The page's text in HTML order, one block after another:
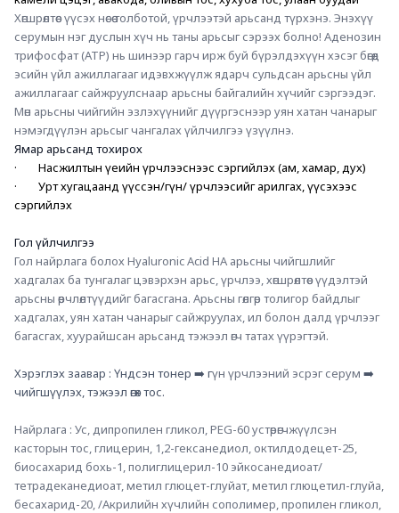
Хөгшрөлтөөс үүсэх нөсөө толботой, үрчлээтэй арьсанд түрхэнэ. Энэхүү
серумын нэг дуслын хүч нь таны арьсыг сэрээх болно! Аденозин
трифосфат (ATP) нь шинээр гарч ирж буй бүрэлдэхүүн хэсэг бөгөөд
эсийн үйл ажиллагааг идэвхжүүлж ядарч сульдсан арьсны үйл
ажиллагааг сайжруулснаар арьсны байгалийн хүчийг сэргээдэг.
Мөн арьсны чийгийн эзлэхүүнийг дүүргэснээр уян хатан чанарыг
нэмэгдүүлэн арьсыг чангалах үйлчилгээ үзүүлнэ.
Ямар арьсанд тохирох
·        Насжилтын үеийн үрчлээснээс сэргийлэх (ам, хамар, дух)
·        Урт хугацаанд үүссэн/гүн/ үрчлээсийг арилгах, үүсэхээс
сэргийлэх
Гол үйлчилгээ
Гол найрлага болох Hyaluronic Acid HA арьсны чийгшлийг
хадгалах ба тунгалаг цэвэрхэн арьс, үрчлээ, хөгшрөлтөөс үүдэлтэй
арьсны өөрчлөлтүүдийг багасгана. Арьсны гөлгөр толигор байдлыг
хадгалах, уян хатан чанарыг сайжруулах, ил болон далд үрчлээг
багасгах, хуурайшсан арьсанд тэжээл өгч татах үүрэгтэй.
Хэрэглэх заавар : Үндсэн тонер ➡️ гүн үрчлээний эсрэг серум ➡️
чийгшүүлэх, тэжээл өгөх тос.
Найрлага : Ус, дипропилен гликол, PEG-60 устөрөгчжүүлсэн
касторын тос, глицерин, 1,2-гексанедиол, октилдодецет-25,
биосахарид бохь-1, полиглицерил-10 эйкосанедиоат/
тетрадеканедиоат, метил глюцет-глуйат, метил глюцетил-глуйа,
бесахарид-20, /Акрилийн хүчлийн сополимер, пропилен гликол,